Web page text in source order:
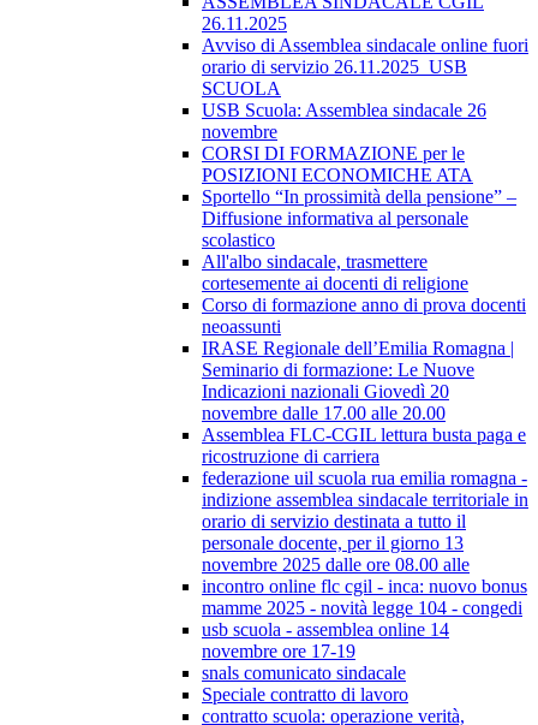
26.11.2025
Avviso di Assemblea sindacale online fuori
orario di servizio 26.11.2025_USB
SCUOLA
USB Scuola: Assemblea sindacale 26
novembre
CORSI DI FORMAZIONE per le
POSIZIONI ECONOMICHE ATA
Sportello “In prossimità della pensione” –
Diffusione informativa al personale
scolastico
All'albo sindacale, trasmettere
cortesemente ai docenti di religione
Corso di formazione anno di prova docenti
neoassunti
IRASE Regionale dell’Emilia Romagna |
Seminario di formazione: Le Nuove
Indicazioni nazionali Giovedì 20
novembre dalle 17.00 alle 20.00
Assemblea FLC-CGIL lettura busta paga e
ricostruzione di carriera
federazione uil scuola rua emilia romagna -
indizione assemblea sindacale territoriale in
orario di servizio destinata a tutto il
personale docente, per il giorno 13
novembre 2025 dalle ore 08.00 alle
incontro online flc cgil - inca: nuovo bonus
mamme 2025 - novità legge 104 - congedi
usb scuola - assemblea online 14
novembre ore 17-19
snals comunicato sindacale
Speciale contratto di lavoro
contratto scuola: operazione verità,